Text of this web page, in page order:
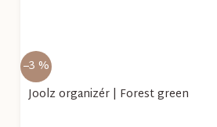
–3 %
Joolz organizér | Forest green